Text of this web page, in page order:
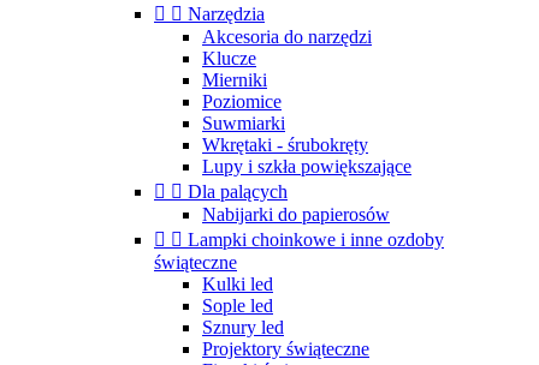
  Narzędzia
Akcesoria do narzędzi
Klucze
Mierniki
Poziomice
Suwmiarki
Wkrętaki - śrubokręty
Lupy i szkła powiększające
  Dla palących
Nabijarki do papierosów
  Lampki choinkowe i inne ozdoby
świąteczne
Kulki led
Sople led
Sznury led
Projektory świąteczne